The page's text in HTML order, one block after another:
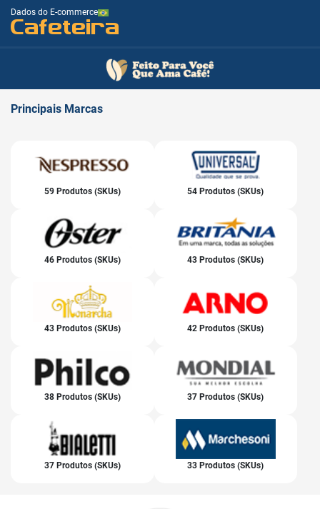
Dados do E-commerce
Cafeteira
Principais Marcas
59 Produtos (SKUs) 54 Produtos (SKUs)
46 Produtos (SKUs) 43 Produtos (SKUs)
43 Produtos (SKUs) 42 Produtos (SKUs)
38 Produtos (SKUs) 37 Produtos (SKUs)
37 Produtos (SKUs) 33 Produtos (SKUs)